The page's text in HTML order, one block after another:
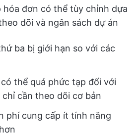
hóa đơn có thể tùy chỉnh dựa
dõi và ngân sách dự án
ba bị giới hạn so với các
thể quá phức tạp đối với
cần theo dõi cơ bản
phí cung cấp ít tính năng